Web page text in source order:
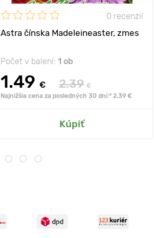
0 recenzií
Astra čínska Madeleineaster, zmes
Počet v balení: 1 ob
1.49 € 2.39 €
Najnižšia cena za posledných 30 dní:* 2.39 €
Kúpiť